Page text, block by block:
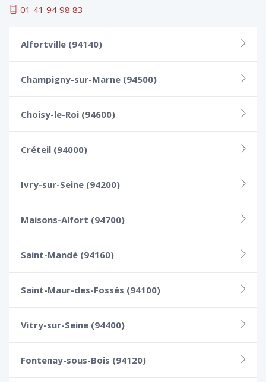
01 41 94 98 83
Alfortville (94140)
Champigny-sur-Marne (94500)
Choisy-le-Roi (94600)
Créteil (94000)
Ivry-sur-Seine (94200)
Maisons-Alfort (94700)
Saint-Mandé (94160)
Saint-Maur-des-Fossés (94100)
Vitry-sur-Seine (94400)
Fontenay-sous-Bois (94120)